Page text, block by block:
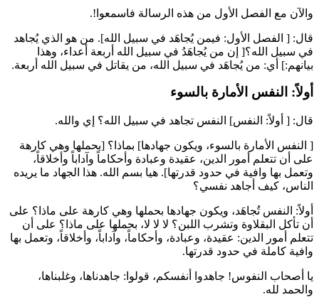
والآن مع الفصل الأول من هذه الرسالة فاسمعوا!.
قال: [ الفصل الأول: فيمن يُجاهَد في سبيل الله]. من هو الذي يُجاهد
في سبيل الله؟[ إن من يُجاهَدُ في سبيل الله أربعة أعداء، وهذا
بيانهم:] أي: من يُجاهَد في سبيل الله، من يقاتل في سبيل الله أربعة.
أولاً: النفس الأمارة بالسوء
قال: [ أولاً: النفس] النفس تجاهد في سبيل الله؟ إي والله.
[ النفس الأمارة بالسوء، ويكون جهادها] بماذا؟ [بحملها وهي كارهة
على أن تتعلم أمور الدين، عقيدة وعبادة وأحكاماً وآداباً وأخلاقاً،
وتعمل بها وافية في حدود قدرتها]. هيا بسم الله. هذا الجهاد ما يريده
الناس، كيف أجاهد نفسي؟
أولاً: النفس تُجاهَد، ويكون جهادها بحملها وهي كارهة على ماذا؟ على
أن تأكل البقلاوة وتشرب اللبن؟ لا لا لا، بحملها على ماذا؟ على أن
تتعلم أمور الدين: عقيدة، وعبادة، وأحكاماً، وآداباً، وأخلاقاً، وتعمل بها
وافية كاملة في حدود قدرتها.
يا أصحاب النفوس! جاهدوا أنفسكم، قولوا: جاهدناها، وغلبناها،
والحمد لله.